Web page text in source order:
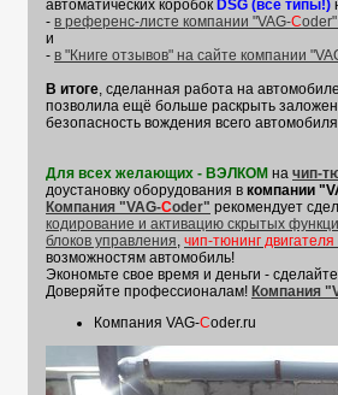
автоматических коробок DSG (все типы!)
- в референс-листе компании "VAG-C
и
- в "Книге отзывов" на сайте компании
В итоге, сделанная работа на автомобиле
позволила ещё больше раскрыть
безопасность вождения всего
Для всех желающих - ВЭЛКОМ на чип-
доустановку оборудования в компании
Компания "VAG-Coder" рекомендует
кодирование и активацию скрытых
блоков управления, чип-тюнинг двигателя
возможностям автомобиль!
Экономьте свое время и деньги -
Доверяйте профессионалам! Компания
Компания VAG-Coder.ru